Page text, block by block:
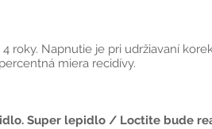
roky. Napnutie je pri udržiavaní
miera recidívy.
Super lepidlo / Loctite bude